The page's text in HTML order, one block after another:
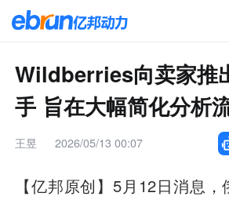
Wildberries向卖家推
手 旨在大幅简化分析
王昱 2026/05/13 00:07
【亿邦原创】 5月12日消息，